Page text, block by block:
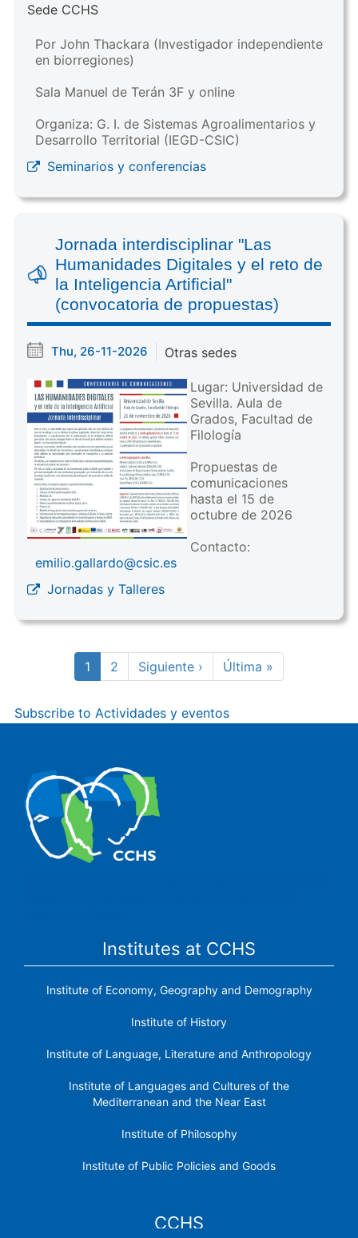
Sede CCHS
Por John Thackara (Investigador independiente
en biorregiones)
Sala Manuel de Terán 3F y online
Organiza: G. I. de Sistemas Agroalimentarios y
Desarrollo Territorial (IEGD-CSIC)
Seminarios y conferencias
Jornada interdisciplinar "Las
Humanidades Digitales y el reto de
la Inteligencia Artificial"
(convocatoria de propuestas)
Thu, 26-11-2026 Otras sedes
Lugar: Universidad de
Sevilla. Aula de
Grados, Facultad de
Filología
Propuestas de
comunicaciones
hasta el 15 de
octubre de 2026
Contacto:
emilio.gallardo@csic.es
Jornadas y Talleres
Pagination
Current
page
1 Page
2
Next
page
Siguiente ›
Last
page
Última »
Subscribe to Actividades y eventos
Institutes at CCHS
Institute of Economy, Geography and Demography
Institute of History
Institute of Language, Literature and Anthropology
Institute of Languages ​​and Cultures of the
Mediterranean and the Near East
Institute of Philosophy
Institute of Public Policies and Goods
CCHS